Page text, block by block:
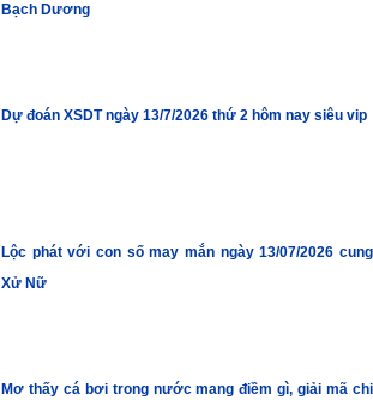
Bạch Dương
Dự đoán XSDT ngày 13/7/2026 thứ 2 hôm nay siêu vip
Lộc phát với con số may mắn ngày 13/07/2026 cung
Xử Nữ
Mơ thấy cá bơi trong nước mang điềm gì, giải mã chi